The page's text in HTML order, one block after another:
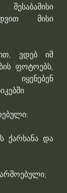
მისი
ვდებ იმ
ფოტოებს,
ქარხანა და